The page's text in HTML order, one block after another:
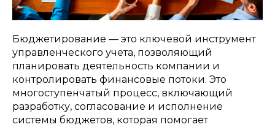
Бюджетирование — это ключевой инструмент
управленческого учета, позволяющий
планировать деятельность компании и
контролировать финансовые потоки. Это
многоступенчатый процесс, включающий
разработку, согласование и исполнение
системы бюджетов, которая помогает